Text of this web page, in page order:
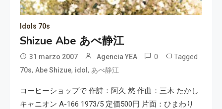
Idols 70s
Shizue Abe あべ静江
31 marzo 2007 Agencia YEA 0 Tagged
70s,Abe Shizue, idol, あべ静江
コーヒーショップで 作詩：阿久 悠 作曲：三木 たかし
キャニオン A-166 1973/5 定価500円 片面：ひまわり